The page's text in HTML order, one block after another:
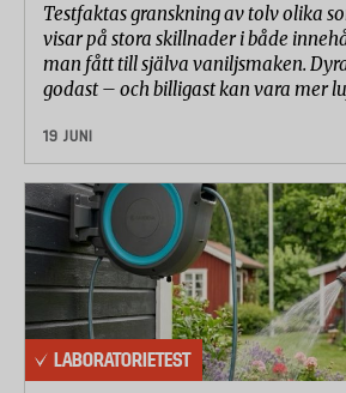
Testfaktas granskning av tolv olika
visar på stora skillnader i både
man fått till själva vaniljsmaken.
godast – och billigast kan vara mer
19 JUNI
LABORATORIETEST